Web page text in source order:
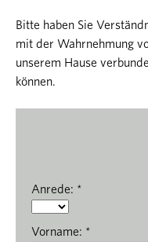
Bitte haben Sie
mit der Wahrnehmung
unserem Hause
können.
Anrede: *
Vorname: *